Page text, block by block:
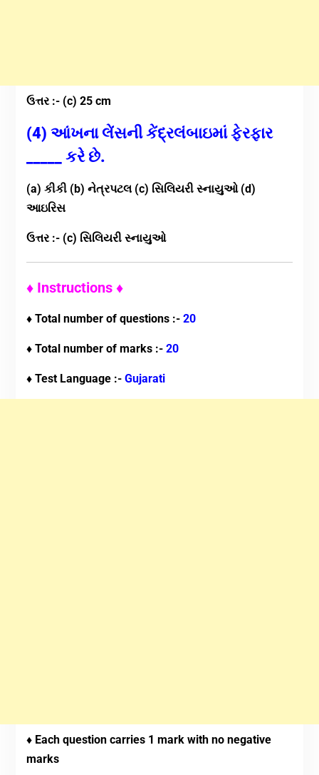
ઉત્તર :- (c) 25 cm
(4) આંખના લેંસની કેંદ્રલંબાઇમાં ફેરફાર
_____ કરે છે.
(a) કીકી (b) નેત્રપટલ (c) સિલિયરી સ્નાયુઓ (d)
આઇરિસ
ઉત્તર :- (c) સિલિયરી સ્નાયુઓ
♦ Instructions ♦
♦ Total number of questions :- 20
♦ Total number of marks :- 20
♦ Test Language :- Gujarati
♦ Each question carries 1 mark with no negative
marks